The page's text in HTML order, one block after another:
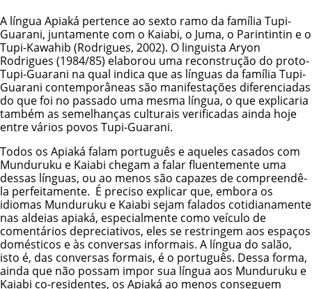
A língua Apiaká pertence ao sexto ramo da família Tupi-
Guarani, juntamente com o Kaiabi, o Juma, o Parintintin e o
Tupi-Kawahib (Rodrigues, 2002). O linguista Aryon
Rodrigues (1984/85) elaborou uma reconstrução do proto-
Tupi-Guarani na qual indica que as línguas da família Tupi-
Guarani contemporâneas são manifestações diferenciadas
do que foi no passado uma mesma língua, o que explicaria
também as semelhanças culturais verificadas ainda hoje
entre vários povos Tupi-Guarani.
Todos os Apiaká falam português e aqueles casados com
Munduruku e Kaiabi chegam a falar fluentemente uma
dessas línguas, ou ao menos são capazes de compreendê-
la perfeitamente. É preciso explicar que, embora os
idiomas Munduruku e Kaiabi sejam falados cotidianamente
nas aldeias apiaká, especialmente como veículo de
comentários depreciativos, eles se restringem aos espaços
domésticos e às conversas informais. A língua do salão,
isto é, das conversas formais, é o português. Dessa forma,
ainda que não possam impor sua língua aos Munduruku e
Kaiabi co-residentes, os Apiaká ao menos conseguem